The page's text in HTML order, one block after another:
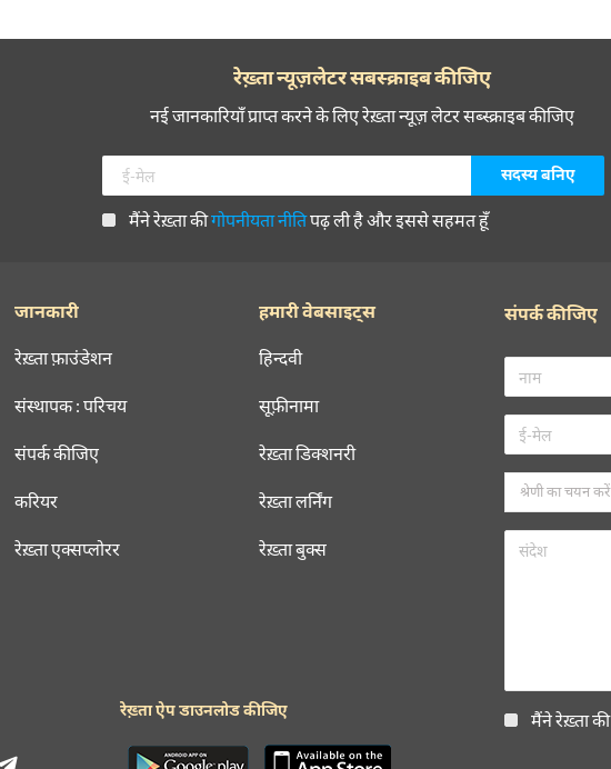
रेख़्ता न्यूज़लेटर सबस्क्राइब कीजिए
नई जानकारियाँ प्राप्त करने के लिए रेख़्ता न्यूज़ लेटर सब्स्क्राइब कीजिए
मैंने रेख़्ता कीगोपनीयता नीतिपढ़ ली है और इससे सहमत हूँ
जानकारी
रेख़्ता फ़ाउंडेशन
संस्थापक : परिचय
संपर्क कीजिए
करियर
रेख़्ता एक्सप्लोरर
हमारी वेबसाइट्स
हिन्दवी
सूफ़ीनामा
रेख़्ता डिक्शनरी
रेख़्ता लर्निंग
रेख़्ता बुक्स
संपर्क कीजिए
मैंने रेख़्ता
रेख़्ता ऐप डाउनलोड कीजिए